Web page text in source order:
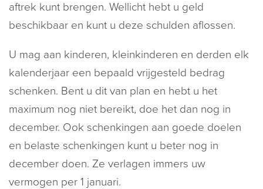
aftrek kunt brengen. Wellicht hebt u geld
beschikbaar en kunt u deze schulden aflossen.
U mag aan kinderen, kleinkinderen en derden elk
kalenderjaar een bepaald vrijgesteld bedrag
schenken. Bent u dit van plan en hebt u het
maximum nog niet bereikt, doe het dan nog in
december. Ook schenkingen aan goede doelen
en belaste schenkingen kunt u beter nog in
december doen. Ze verlagen immers uw
vermogen per 1 januari.